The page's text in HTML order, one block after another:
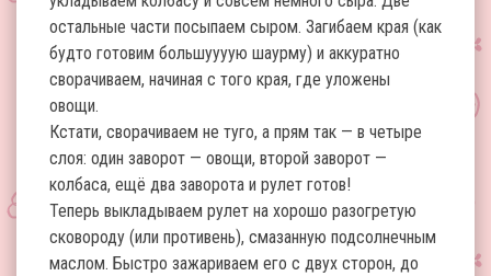
остальные части посыпаем сыром. Загибаем края (как
будто готовим большуууую шаурму) и аккуратно
сворачиваем, начиная с того края, где уложены
овощи.
Кстати, сворачиваем не туго, а прям так — в четыре
слоя: один заворот — овощи, второй заворот —
колбаса, ещё два заворота и рулет готов!
Теперь выкладываем рулет на хорошо разогретую
сковороду (или противень), смазанную подсолнечным
маслом. Быстро зажариваем его с двух сторон, до